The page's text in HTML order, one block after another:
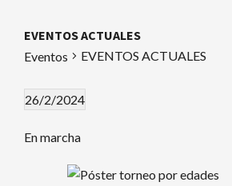
EVENTOS ACTUALES
Eventos EVENTOS ACTUALES
Eventos
for
febrero
26/2/2024
fecha.
En marcha